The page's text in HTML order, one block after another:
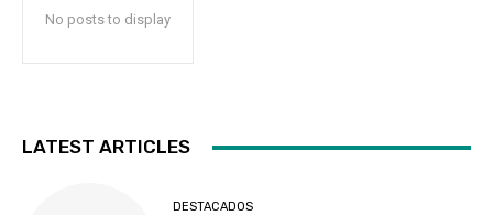
No posts to display
LATEST ARTICLES
DESTACADOS